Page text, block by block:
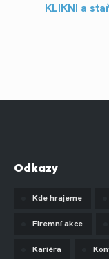
KLIKNI a
Odkazy
Kde hrajeme
Firemní akce
Kariéra